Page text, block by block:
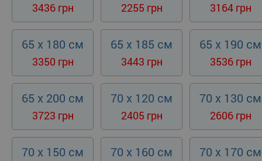
3436 грн 2255 грн 3164 грн
65 x 180 см
3350 грн
65 x 185 см
3443 грн
65 x 190 см
3536 грн
65 x 200 см
3723 грн
70 x 120 см
2405 грн
70 x 130 см
2606 грн
70 x 150 см 70 x 160 см 70 x 170 см